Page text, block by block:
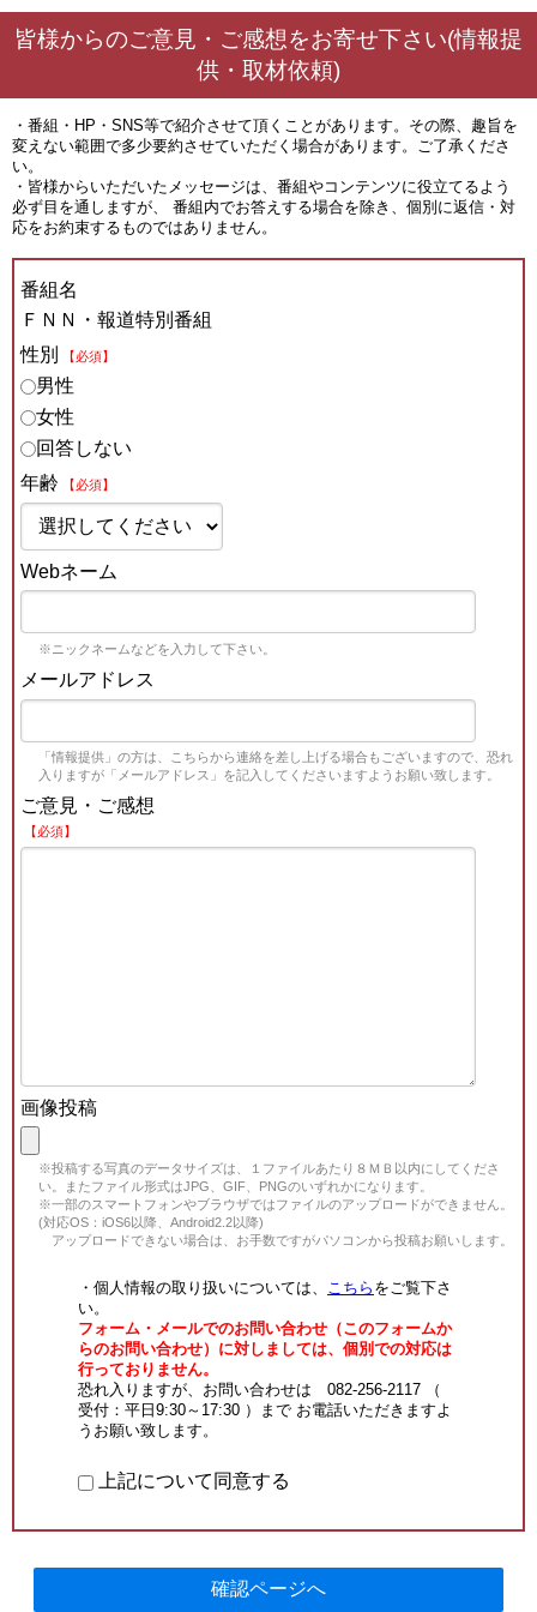
皆様からのご意見・ご感想をお寄せ下さい(情報提
供・取材依頼)
・番組・HP・SNS等で紹介させて頂くことがあります。その際、趣旨を
変えない範囲で多少要約させていただく場合があります。ご了承くださ
い。
・皆様からいただいたメッセージは、番組やコンテンツに役立てるよう
必ず目を通しますが、 番組内でお答えする場合を除き、個別に返信・対
応をお約束するものではありません。
番組名
ＦＮＮ・報道特別番組
性別
【必須】
男性
女性
回答しない
年齢
【必須】
Webネーム
※ニックネームなどを入力して下さい。
メールアドレス
「情報提供」の方は、こちらから連絡を差し上げる場合もございますので、恐れ
入りますが「メールアドレス」を記入してくださいますようお願い致します。
ご意見・ご感想
【必須】
画像投稿
※投稿する写真のデータサイズは、１ファイルあたり８ＭＢ以内にしてくださ
い。またファイル形式はJPG、GIF、PNGのいずれかになります。
※一部のスマートフォンやブラウザではファイルのアップロードができません。
(対応OS：iOS6以降、Android2.2以降)
アップロードできない場合は、お手数ですがパソコンから投稿お願いします。
・個人情報の取り扱いについては、 こちら をご覧下さ
い。
フォーム・メールでのお問い合わせ（このフォームか
らのお問い合わせ）に対しましては、個別での対応は
行っておりません。
恐れ入りますが、お問い合わせは 082-256-2117 （
受付：平日9:30～17:30 ）まで お電話いただきますよ
うお願い致します。
上記について同意する
確認ページへ